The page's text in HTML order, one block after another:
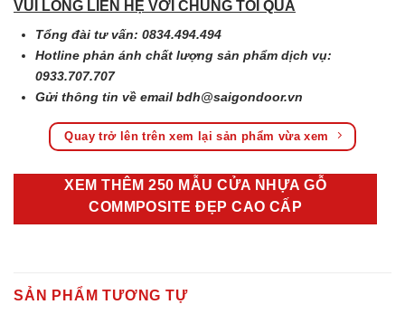
VUI LÒNG LIÊN HỆ VỚI CHÚNG TÔI QUA
Tổng đài tư vấn: 0834.494.494
Hotline phản ánh chất lượng sản phẩm dịch vụ:
0933.707.707
Gửi thông tin về emailbdh@saigondoor.vn
Quay trở lên trên xem lại sản phẩm vừa xem
XEM THÊM 250 MẪU CỬA NHỰA GỖ
COMMPOSITE ĐẸP CAO CẤP
SẢN PHẨM TƯƠNG TỰ